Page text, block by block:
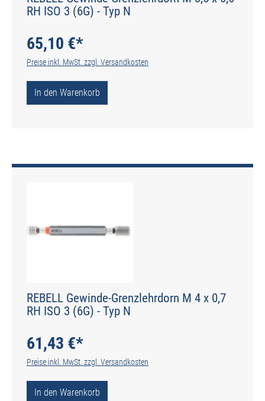
RH ISO 3 (6G) - Typ N
65,10 €*
Preise inkl. MwSt. zzgl. Versandkosten
In den Warenkorb
REBELL Gewinde-Grenzlehrdorn M 4 x 0,7
RH ISO 3 (6G) - Typ N
61,43 €*
Preise inkl. MwSt. zzgl. Versandkosten
In den Warenkorb